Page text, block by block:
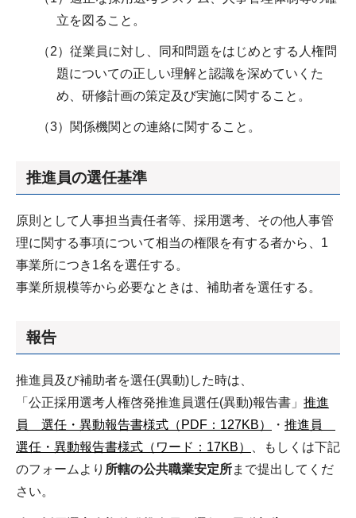
立を図ること。
（2）従業員に対し、同和問題をはじめとする人権問
題についての正しい理解と認識を深めていくた
め、研修計画の策定及び実施に関すること。
（3）関係機関との連絡に関すること。
推進員の選任基準
原則として人事担当責任者等、採用選考、その他人事管
理に関する事項について相当の権限を有する者から、1
事業所につき1名を選任する。
事業所規模等から必要なときは、補助者を選任する。
報告
推進員及び補助者を選任(異動)した時は、
「公正採用選考人権啓発推進員選任(異動)報告書」 推進
員 選任・異動報告書様式（PDF：127KB）
・ 推進員
選任・異動報告書様式（ワード：17KB）
、もしくは下記
のフォームより 所轄の公共職業安定所まで提出してくだ
さい。